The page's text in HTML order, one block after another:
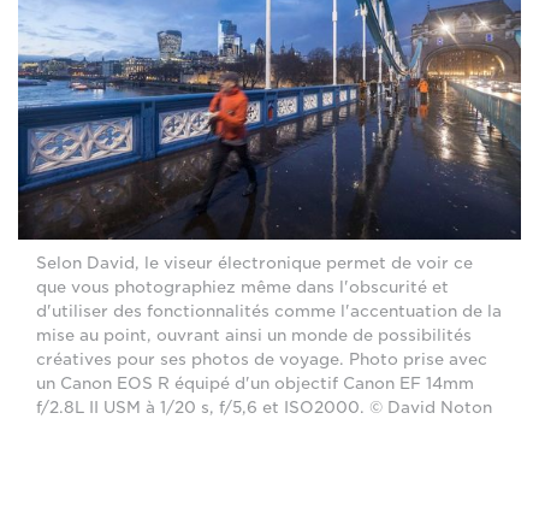
Selon David, le viseur électronique permet de voir ce
que vous photographiez même dans l'obscurité et
d'utiliser des fonctionnalités comme l'accentuation de la
mise au point, ouvrant ainsi un monde de possibilités
créatives pour ses photos de voyage. Photo prise avec
un Canon EOS R équipé d'un objectif Canon EF 14mm
f/2.8L II USM à 1/20 s, f/5,6 et ISO2000. © David Noton